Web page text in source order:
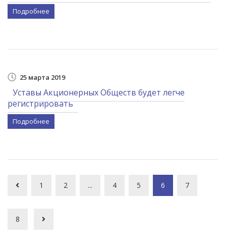
Подробнее
25 марта 2019
Уставы Акционерных Обществ будет легче
регистрировать
Подробнее
1 2 ... 4 5 6 7
8